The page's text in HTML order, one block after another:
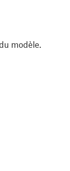
modèle.